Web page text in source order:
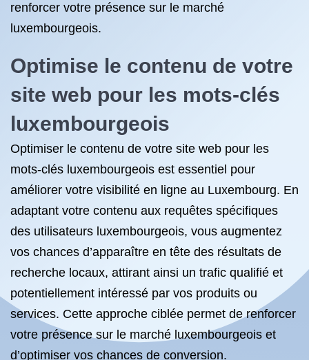
renforcer votre présence sur le marché
luxembourgeois.
Optimise le contenu de votre
site web pour les mots-clés
luxembourgeois
Optimiser le contenu de votre site web pour les
mots-clés luxembourgeois est essentiel pour
améliorer votre visibilité en ligne au Luxembourg. En
adaptant votre contenu aux requêtes spécifiques
des utilisateurs luxembourgeois, vous augmentez
vos chances d’apparaître en tête des résultats de
recherche locaux, attirant ainsi un trafic qualifié et
potentiellement intéressé par vos produits ou
services. Cette approche ciblée permet de renforcer
votre présence sur le marché luxembourgeois et
d’optimiser vos chances de conversion.